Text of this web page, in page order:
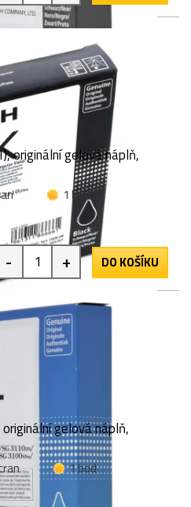
originální gelová náplň,
1 bod
- + DO KOŠÍKU
gelová náplň,
1 bod